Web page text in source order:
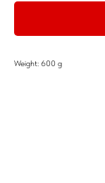
Weight: 600 g